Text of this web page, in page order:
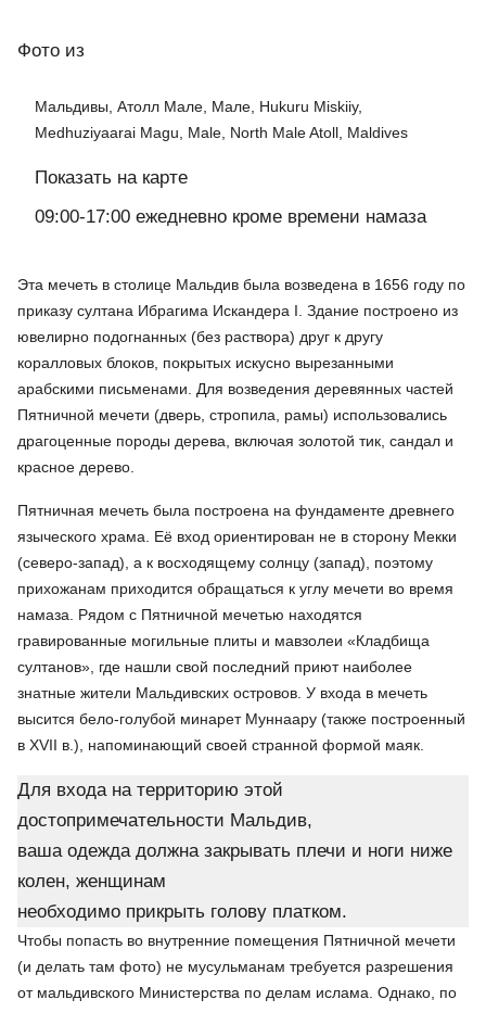
Фото из
Мальдивы, Атолл Мале, Мале, Hukuru Miskiiy,
Medhuziyaarai Magu, Male, North Male Atoll, Maldives
Показать на карте
09:00-17:00 ежедневно кроме времени намаза
Эта мечеть в столице Мальдив была возведена в 1656 году по
приказу султана Ибрагима Искандера I. Здание построено из
ювелирно подогнанных (без раствора) друг к другу
коралловых блоков, покрытых искусно вырезанными
арабскими письменами. Для возведения деревянных частей
Пятничной мечети (дверь, стропила, рамы) использовались
драгоценные породы дерева, включая золотой тик, сандал и
красное дерево.
Пятничная мечеть была построена на фундаменте древнего
языческого храма. Её вход ориентирован не в сторону Мекки
(северо-запад), а к восходящему солнцу (запад), поэтому
прихожанам приходится обращаться к углу мечети во время
намаза. Рядом с Пятничной мечетью находятся
гравированные могильные плиты и мавзолеи «Кладбища
султанов», где нашли свой последний приют наиболее
знатные жители Мальдивских островов. У входа в мечеть
высится бело-голубой минарет Муннаару (также построенный
в XVII в.), напоминающий своей странной формой маяк.
Для входа на территорию этой
достопримечательности Мальдив,
ваша одежда должна закрывать плечи и ноги ниже
колен, женщинам
необходимо прикрыть голову платком.
Чтобы попасть во внутренние помещения Пятничной мечети
(и делать там фото) не мусульманам требуется разрешения
от мальдивского Министерства по делам ислама. Однако, по